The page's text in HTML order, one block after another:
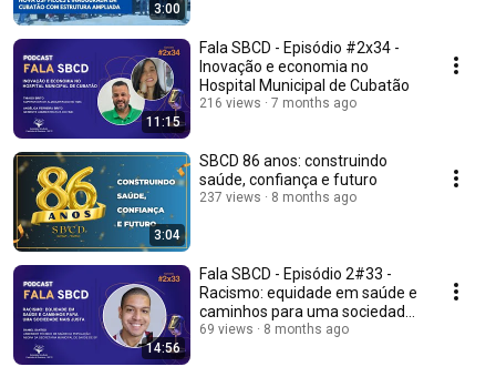
3:00
11:15
Fala SBCD - Episódio #2x34 -
Inovação e economia no
Hospital Municipal de Cubatão
216 views 7 months ago
3:04
SBCD 86 anos: construindo
saúde, confiança e futuro
237 views 8 months ago
14:56
Fala SBCD - Episódio 2#33 -
Racismo: equidade em saúde e
caminhos para uma sociedade
mais justa
69 views 8 months ago